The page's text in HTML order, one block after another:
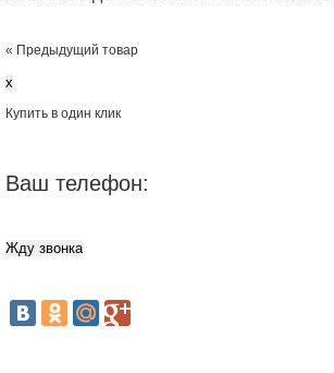
« Предыдущий товар
x
Купить в один клик
Ваш телефон: